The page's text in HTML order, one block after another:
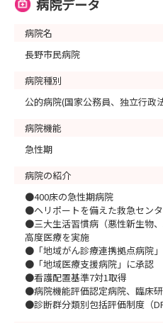
病院データ
病院名
長野市民病院
病院種別
公的病院(国家公務員、独立行政
病院機能
急性期
病院の紹介
●400床の急性期病院
●ヘリポートを備えた救急セン
●三大生活習慣病（悪性新生物
高度医療を実施
●「地域がん診療連携拠点病院
●「地域医療支援病院」に承認
●看護配置基準7対1取得
●病院機能評価認定病院、臨床
●診断群分類別包括評価制度（